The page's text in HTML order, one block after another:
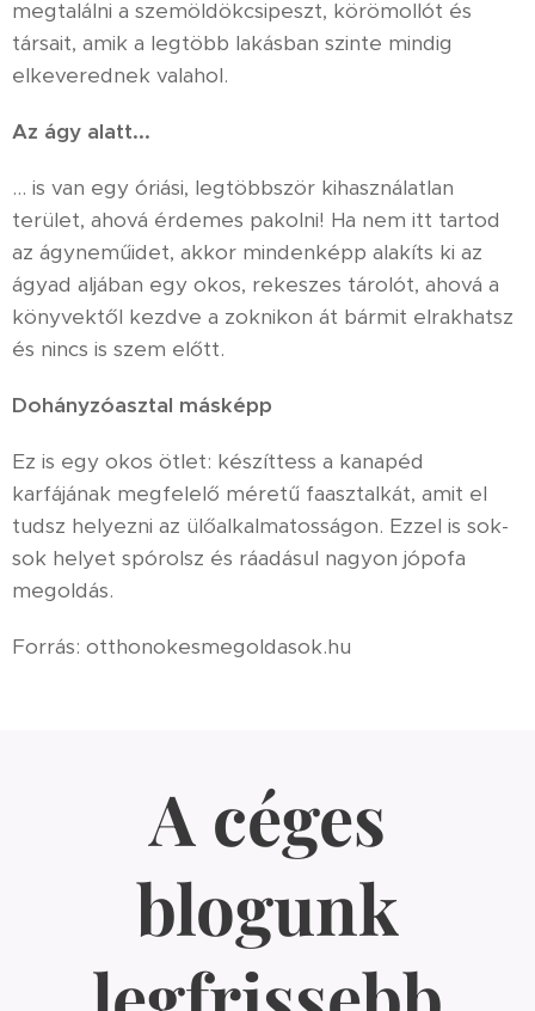
megtalálni a szemöldökcsipeszt, körömollót és
társait, amik a legtöbb lakásban szinte mindig
elkeverednek valahol.
Az ágy alatt...
... is van egy óriási, legtöbbször kihasználatlan
terület, ahová érdemes pakolni! Ha nem itt tartod
az ágyneműidet, akkor mindenképp alakíts ki az
ágyad aljában egy okos, rekeszes tárolót, ahová a
könyvektől kezdve a zoknikon át bármit elrakhatsz
és nincs is szem előtt.
Dohányzóasztal másképp
Ez is egy okos ötlet: készíttess a kanapéd
karfájának megfelelő méretű faasztalkát, amit el
tudsz helyezni az ülőalkalmatosságon. Ezzel is sok-
sok helyet spórolsz és ráadásul nagyon jópofa
megoldás.
Forrás: otthonokesmegoldasok.hu
A céges
blogunk